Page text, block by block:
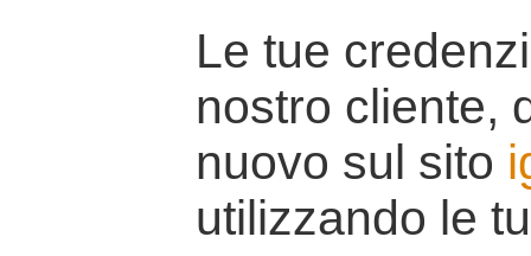
Le tue
nostro cliente,
nuovo sul sito
utilizzando le